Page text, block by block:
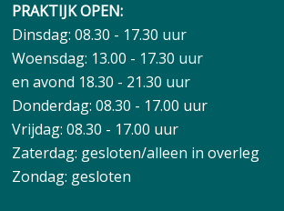
PRAKTIJK OPEN:
Dinsdag: 08.30 - 17.30 uur
Woensdag: 13.00 - 17.30 uur
en avond 18.30 - 21.30 uur
Donderdag: 08.30 - 17.00 uur
Vrijdag: 08.30 - 17.00 uur
Zaterdag: gesloten/alleen in overleg
Zondag: gesloten